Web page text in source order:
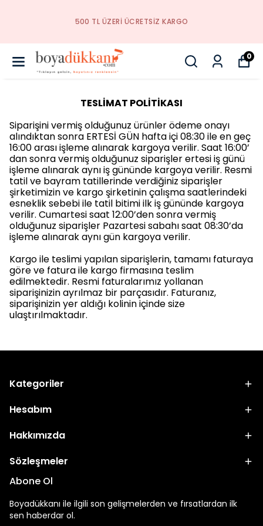
500 TL ÜZERI ÜCRETSIZ KARGO
0
TESLİMAT POLİTİKASI
Siparişini vermiş olduğunuz ürünler ödeme onayı
alındıktan sonra ERTESİ GÜN hafta içi 08:30 ile en geç
16:00 arası işleme alınarak kargoya verilir. Saat 16:00’
dan sonra vermiş olduğunuz siparişler ertesi iş günü
işleme alınarak aynı iş gününde kargoya verilir. Resmi
tatil ve bayram tatillerinde verdiğiniz siparişler
şirketimizin ve kargo şirketinin çalışma saatlerindeki
esneklik sebebi ile tatil bitimi ilk iş gününde kargoya
verilir. Cumartesi saat 12:00’den sonra vermiş
olduğunuz siparişler Pazartesi sabahı saat 08:30’da
işleme alınarak aynı gün kargoya verilir.
Kargo ile teslimi yapılan siparişlerin, tamamı faturaya
göre ve fatura ile kargo firmasına teslim
edilmektedir. Resmi faturalarımız yollanan
siparişinizin ayrılmaz bir parçasıdır. Faturanız,
siparişinizin yer aldığı kolinin içinde size
ulaştırılmaktadır.
Kategoriler
Hesabım
Hakkımızda
Sözleşmeler
Abone Ol
Boyadükkanı ile ilgili son gelişmelerden ve fırsatlardan ilk
sen haberdar ol.